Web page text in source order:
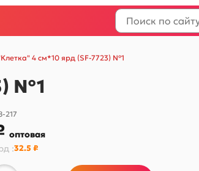
4 см*10 ярд (SF-7723) №1
№1
217
оптовая
:32.5 ₽